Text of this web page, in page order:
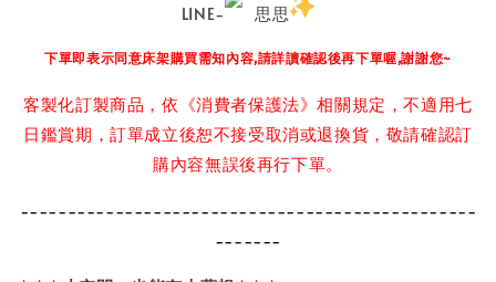
LINE- ️思思
下單即表示同意床架購買需知內容,請詳讀確認後再下單喔,謝謝您~
客製化訂製商品，依《消費者保護法》相關規定，不適用七
日鑑賞期，訂單成立後恕不接受取消或退換貨，敬請確認訂
購內容無誤後再行下單。
------------------------------------------------
-------